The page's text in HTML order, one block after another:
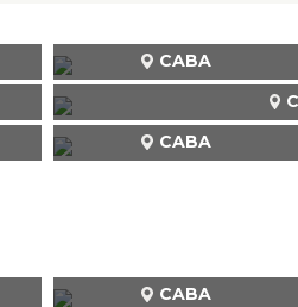
CABA
CABA
CABA